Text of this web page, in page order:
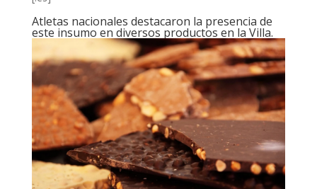
Atletas nacionales destacaron la presencia de
este insumo en diversos productos en la Villa.